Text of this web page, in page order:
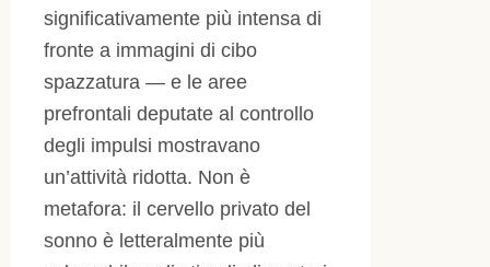
significativamente più intensa di
fronte a immagini di cibo
spazzatura — e le aree
prefrontali deputate al controllo
degli impulsi mostravano
un’attività ridotta. Non è
metafora: il cervello privato del
sonno è letteralmente più